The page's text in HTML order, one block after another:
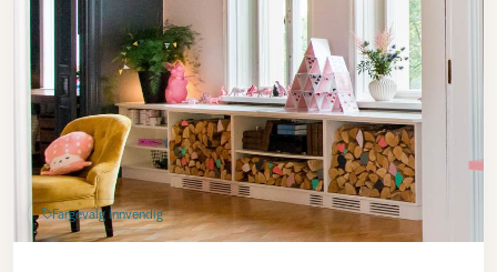
Fargevalg innvendig